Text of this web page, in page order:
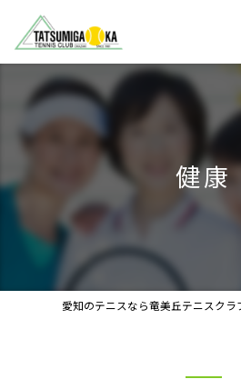
健康
愛知のテニスなら竜美丘テニスクラ